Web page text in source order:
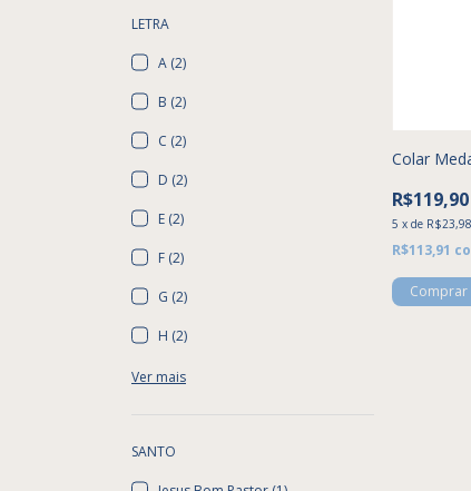
LETRA
A (2)
B (2)
C (2)
D (2)
E (2)
F (2)
G (2)
H (2)
Ver mais
SANTO
Colar
R$119,90
5 xde R$23,98
R$113,91
Comprar